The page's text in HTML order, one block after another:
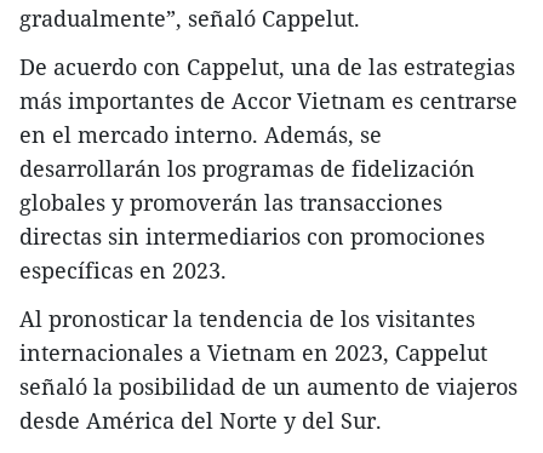
gradualmente”, señaló Cappelut.
De acuerdo con Cappelut, una de las estrategias
más importantes de Accor Vietnam es centrarse
en el mercado interno. Además, se
desarrollarán los programas de fidelización
globales y promoverán las transacciones
directas sin intermediarios con promociones
específicas en 2023.
Al pronosticar la tendencia de los visitantes
internacionales a Vietnam en 2023, Cappelut
señaló la posibilidad de un aumento de viajeros
desde América del Norte y del Sur.